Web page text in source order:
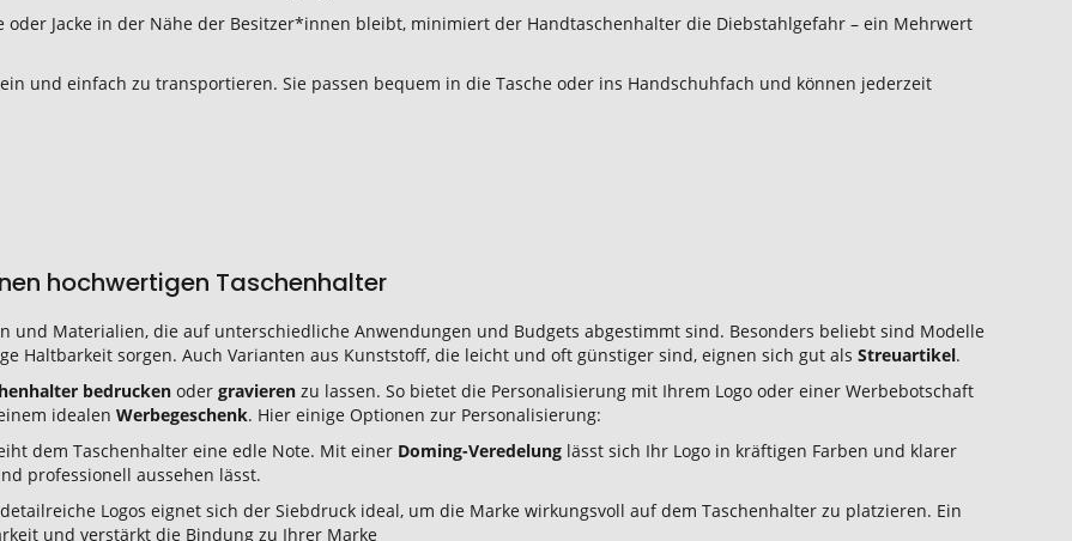
oder Jacke in der Nähe der Besitzer*innen bleibt, minimiert der Handtaschenhalter die Diebstahlgefahr – ein Mehrwert
und einfach zu transportieren. Sie passen bequem in die Tasche oder ins Handschuhfach und können jederzeit
hochwertigen Taschenhalter
und Materialien, die auf unterschiedliche Anwendungen und Budgets abgestimmt sind. Besonders beliebt sind Modelle
Haltbarkeit sorgen. Auch Varianten aus Kunststoff, die leicht und oft günstiger sind, eignen sich gut alsStreuartikel.
bedrucken odergravieren zu lassen. So bietet die Personalisierung mit Ihrem Logo oder einer Werbebotschaft
idealenWerbegeschenk. Hier einige Optionen zur Personalisierung:
dem Taschenhalter eine edle Note. Mit einer Doming-Veredelung lässt sich Ihr Logo in kräftigen Farben und klarer
professionell aussehen lässt.
Logos eignet sich der Siebdruck ideal, um die Marke wirkungsvoll auf dem Taschenhalter zu platzieren. Ein
und verstärkt die Bindung zu Ihrer Marke